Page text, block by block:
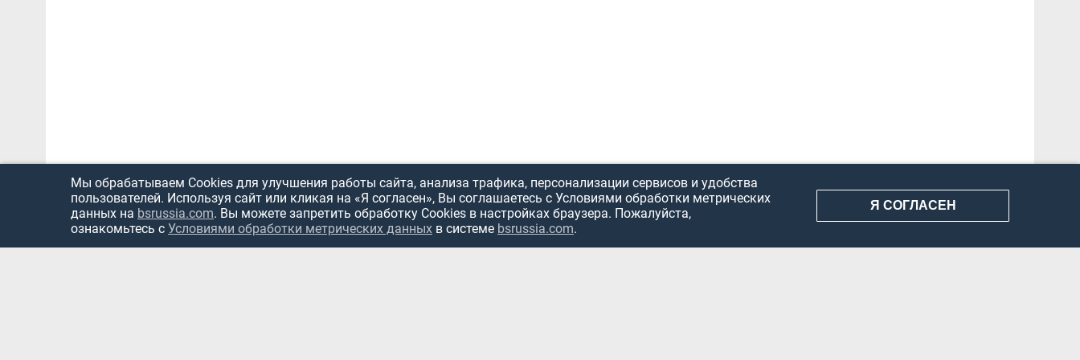
ИСПОЛЬЗОВАНИЕ ИНФОРМАЦИИ КОНФИДЕНЦИАЛЬНОСТЬ
Мы обрабатываем Cookies для улучшения работы сайта, анализа трафика, персонализации сервисов и удобства
пользователей. Используя сайт или кликая на «Я согласен», Вы соглашаетесь с Условиями обработки метрических
данных на bsrussia.com. Вы можете запретить обработку Cookies в настройках браузера. Пожалуйста,
ознакомьтесь с Условиями обработки метрических данных в системе bsrussia.com.
Я СОГЛАСЕН